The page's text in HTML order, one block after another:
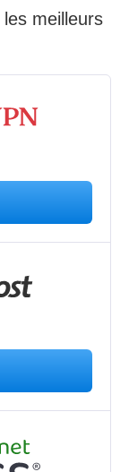
meilleurs